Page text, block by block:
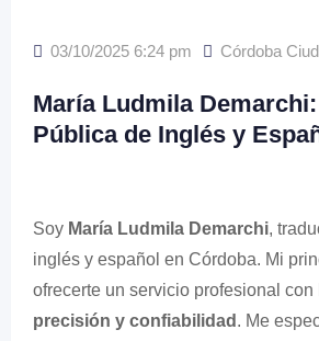
03/10/2025 6:24 pm Córdoba
María Ludmila
Pública de Inglés y
Soy María Ludmila Demarchi,
inglés y español en Córdoba. Mi
ofrecerte un servicio profesional con
precisión y confiabilidad . Me